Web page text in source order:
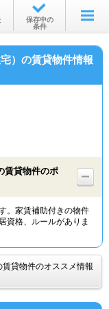
ら
保存中の
条件
）の賃貸物件情報
賃貸物件のポ
。家賃補助付きの物件
資格、ルールがありま
貸物件のオススメ情報